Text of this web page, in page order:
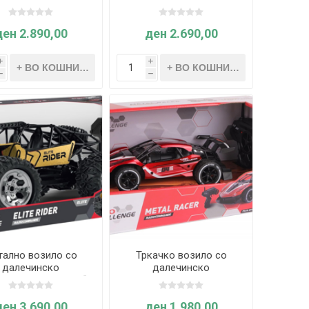
- 1:18 R/C
F1 75 SCX6 -
- Mondo Motors
2.890,00
управување „Extreme
4x4 Metal“ - MGM
ден 2.690,00
i
h
возило со
далечинско
„Elite Rider“
– MGM
Тркачко возило со
далечинско
управување „Metal
Racer“- MGM